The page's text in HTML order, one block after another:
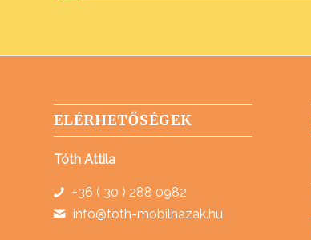
ELÉRHETŐSÉGEK
Tóth Attila
+36 ( 30 ) 288 0982
info@toth-mobilhazak.hu